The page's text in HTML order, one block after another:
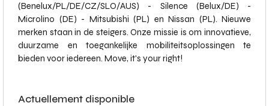
(Benelux/PL/DE/CZ/SLO/AUS) - Silence (Belux/DE) -
Microlino (DE) - Mitsubishi (PL) en Nissan (PL). Nieuwe
merken staan in de steigers. Onze missie is om innovatieve,
duurzame en toegankelijke mobiliteitsoplossingen te
bieden voor iedereen. Move, it's your right!
Actuellement disponible